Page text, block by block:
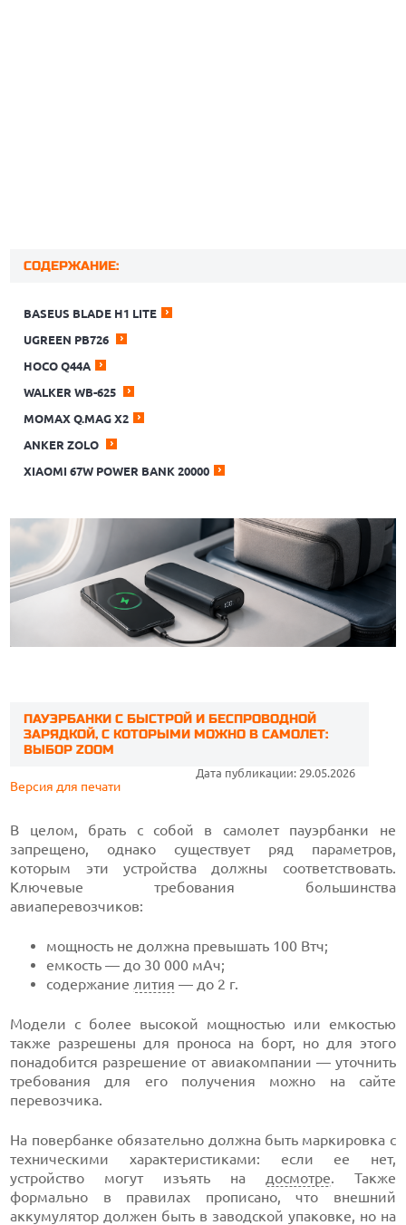
СОДЕРЖАНИЕ:
BASEUS BLADE H1 LITE
UGREEN PB726
HOCO Q44A
WALKER WB-625
MOMAX Q.MAG X2
ANKER ZOLO
XIAOMI 67W POWER BANK 20000
ПАУЭРБАНКИ С БЫСТРОЙ И БЕСПРОВОДНОЙ
ЗАРЯДКОЙ, С КОТОРЫМИ МОЖНО В САМОЛЕТ:
ВЫБОР ZOOM
Дата публикации: 29.05.2026
Версия для печати
В целом, брать с собой в самолет пауэрбанки не
запрещено, однако существует ряд параметров,
которым эти устройства должны соответствовать.
Ключевые требования большинства
авиаперевозчиков:
мощность не должна превышать 100 Втч;
емкость — до 30 000 мАч;
содержание лития — до 2 г.
Модели с более высокой мощностью или емкостью
также разрешены для проноса на борт, но для этого
понадобится разрешение от авиакомпании — уточнить
требования для его получения можно на сайте
перевозчика.
На повербанке обязательно должна быть маркировка с
техническими характеристиками: если ее нет,
устройство могут изъять на досмотре. Также
формально в правилах прописано, что внешний
аккумулятор должен быть в заводской упаковке, но на